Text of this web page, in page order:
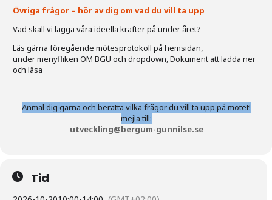
Övriga frågor – hör av dig om vad du vill ta upp
Vad skall vi lägga våra ideella krafter på under året?
Läs gärna föregående mötesprotokoll på hemsidan,
under menyfliken OM BGU och dropdown, Dokument att ladda ner
och läsa
Anmäl dig gärna och berätta vilka frågor du vill ta upp på mötet!
mejla till:
utveckling@bergum-gunnilse.se
Tid